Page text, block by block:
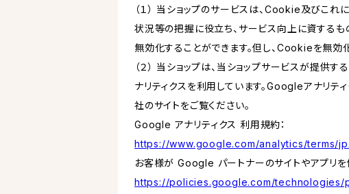
（１） 当ショップのサービスは、Cookie及びこ
状況等の把握に役立ち、サービス向上に資する
無効化することができます。但し、Cookieを無効
（２） 当ショップは、当ショップサービスが提
ナリティクスを利用しています。Googleアナリ
社のサイトをご覧ください。
Google アナリティクス 利用規約：
https://www.google.com/analytics/terms/
お客様が Google パートナーのサイトやアプリ
https://policies.google.com/technologies/